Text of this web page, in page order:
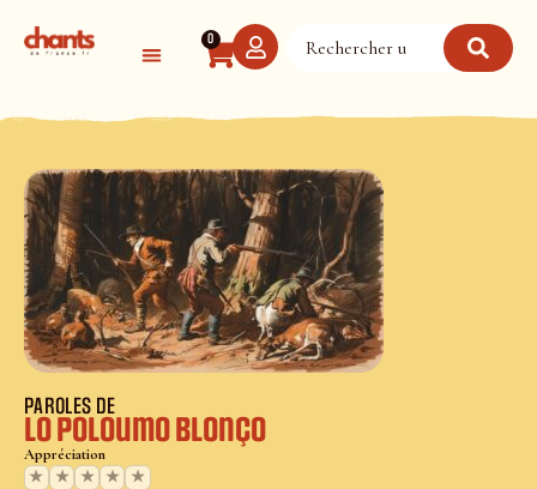
0
PAROLES DE
Lo poloumo blonço
Appréciation
★
★ ★ ★ ★